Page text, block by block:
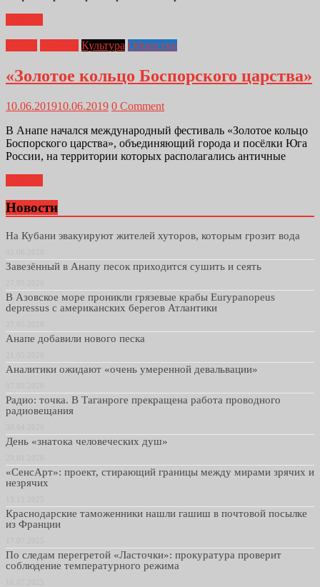
Культура Общество
«Золотое кольцо Боспорского царства»
10.06.201910.06.2019 0 Comment
В Анапе начался международный фестиваль «Золотое кольцо
Боспорского царства», объединяющий города и посёлки Юга
России, на территории которых располагались античные
Новости
На Кубани эвакуируют жителей хуторов, которым грозит вода
Завезённый в Анапу песок приходится сушить и сеять
В Азовское море проникли грязевые крабы Eurypanopeus
depressus с американских берегов Атлантики
Анапе добавили нового песка
Аналитики ожидают «очень умеренной девальвации»
Радио: точка. В Таганроге прекращена работа проводного
радиовещания
День «знатока человеческих душ»
«СенсАрт»: проект, стирающий границы между мирами зрячих и
незрячих
Краснодарские таможенники нашли гашиш в почтовой посылке
из Франции
По следам перегретой «Ласточки»: прокуратура проверит
соблюдение температурного режима